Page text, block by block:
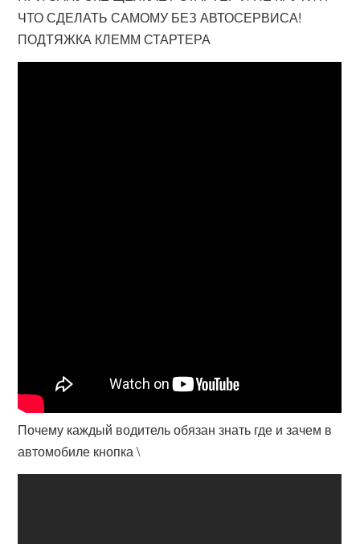
ЧТО СДЕЛАТЬ САМОМУ БЕЗ АВТОСЕРВИСА!
ПОДТЯЖКА КЛЕММ СТАРТЕРА
Почему каждый водитель обязан знать где и зачем в
автомобиле кнопка \